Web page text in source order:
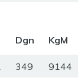
Dgn KgM
349 9144